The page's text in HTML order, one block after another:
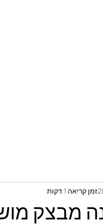
מבצק
זמן קריאה 1 דקות